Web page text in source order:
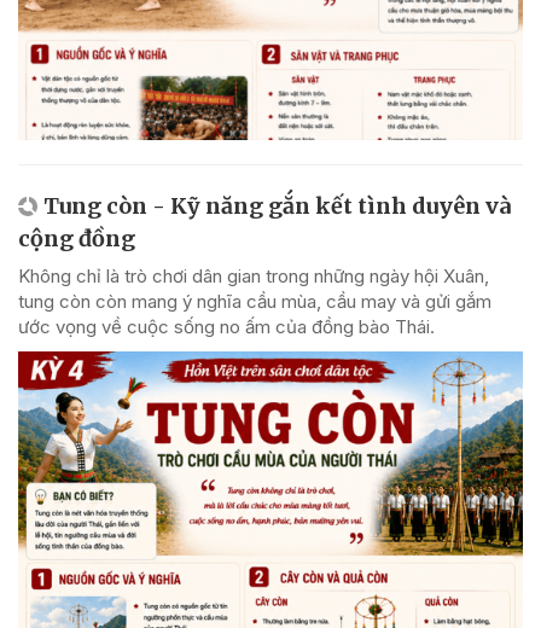
Tung còn - Kỹ năng gắn kết tình duyên và
cộng đồng
Không chỉ là trò chơi dân gian trong những ngày hội Xuân,
tung còn còn mang ý nghĩa cầu mùa, cầu may và gửi gắm
ước vọng về cuộc sống no ấm của đồng bào Thái.